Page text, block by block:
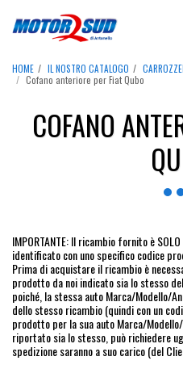
HOME IL NOSTRO CATALOGO
Cofano anteriore per Fiat Qubo
COFANO
IMPORTANTE: Il ricambio fornito è
identificato con uno specifico codice
Prima di acquistare il ricambio è
prodotto da noi indicato sia lo stesso
poiché, la stessa auto Marca/Modello/
dello stesso ricambio (quindi con un
prodotto per la sua auto Marca/
riportato sia lo stesso, può richiedere
spedizione saranno a suo carico (del